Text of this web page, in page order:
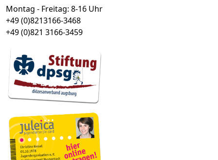
Montag - Freitag: 8-16 Uhr
+49 (0)8213166-3468
+49 (0)821 3166-3459